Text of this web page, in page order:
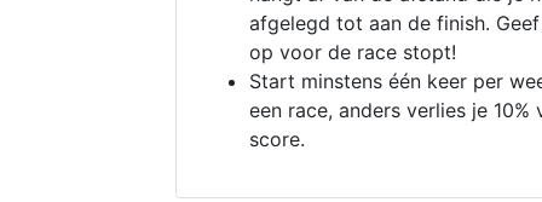
afgelegd tot aan de finish.
op voor de race stopt!
Start minstens één keer per
een race, anders verlies je 10%
score.